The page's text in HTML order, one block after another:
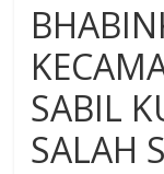
SABIL
SALAH